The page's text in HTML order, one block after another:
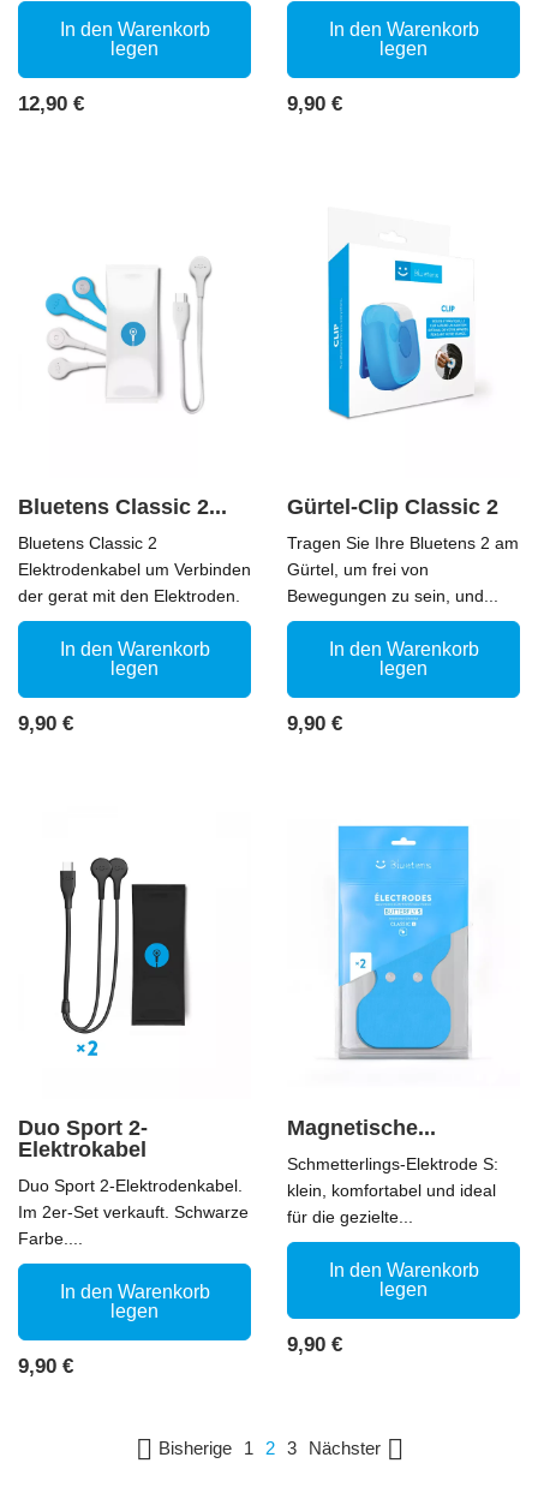
In den Warenkorb
legen
Preis
12,90 €
In den Warenkorb
legen
Preis
9,90 €
Bluetens Classic 2...
Bluetens Classic 2
Elektrodenkabel um Verbinden
der gerat mit den Elektroden.
In den Warenkorb
legen
Preis
9,90 €
Gürtel-Clip Classic 2
Tragen Sie Ihre Bluetens 2 am
Gürtel, um frei von
Bewegungen zu sein, und...
In den Warenkorb
legen
Preis
9,90 €
Duo Sport 2-
Elektrokabel
Duo Sport 2-Elektrodenkabel.
Im 2er-Set verkauft. Schwarze
Farbe....
In den Warenkorb
legen
Preis
9,90 €
Magnetische...
Schmetterlings-Elektrode S:
klein, komfortabel und ideal
für die gezielte...
In den Warenkorb
legen
Preis
9,90 €
 Bisherige 1 2 3 Nächster 